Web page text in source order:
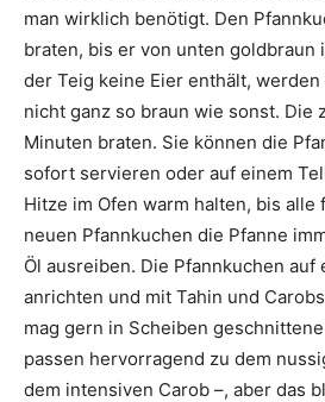
man wirklich benötigt. Den
braten, bis er von unten goldbraun
der Teig keine Eier enthält,
nicht ganz so braun wie sonst. Die
Minuten braten. Sie können die
sofort servieren oder auf einem
Hitze im Ofen warm halten, bis
neuen Pfannkuchen die Pfanne
Öl ausreiben. Die Pfannkuchen
anrichten und mit Tahin und
mag gern in Scheiben
passen hervorragend zu dem
dem intensiven Carob –, aber das